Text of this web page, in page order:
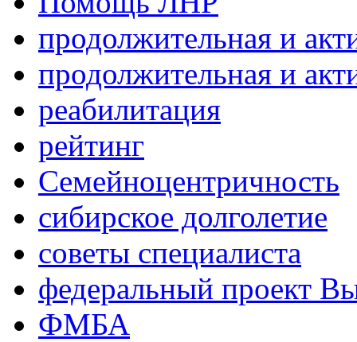
продолжительная и
продолжительная и
реабилитация
рейтинг
Семейноцентричность
сибирское долголетие
советы специалиста
федеральный проект
ФМБА